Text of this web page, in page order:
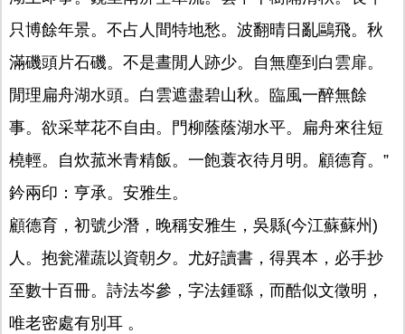
只博餘年景。不占人間特地愁。波翻晴日亂鷗飛。秋
滿磯頭片石磯。不是晝閒人跡少。自無塵到白雲扉。
閒理扁舟湖水頭。白雲遮盡碧山秋。臨風一醉無餘
事。欲采苹花不自由。門柳蔭蔭湖水平。扁舟來往短
橈輕。自炊菰米青精飯。一飽蓑衣待月明。顧德育。”
鈐兩印：亨承。安雅生。
顧德育，初號少潛，晚稱安雅生，吳縣(今江蘇蘇州)
人。抱瓮灌蔬以資朝夕。尤好讀書，得異本，必手抄
至數十百冊。詩法岑參，字法鍾繇，而酷似文徵明，
唯老密處有別耳 。